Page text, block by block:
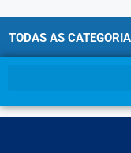
TODAS AS